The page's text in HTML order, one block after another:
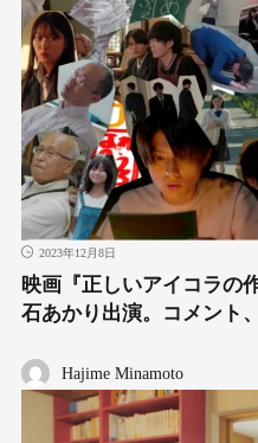
2023年12月8日
映画『正しいアイコラの
石あかり出演。コメント
Hajime Minamoto